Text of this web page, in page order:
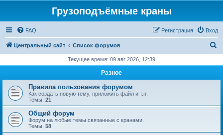
Грузоподъёмные краны
FAQ Вход
Регистрация
Центральный сайт Список форумов
с
Текущее время: 09 авг 2026, 12:39
Разное
Правила пользования форумом
Как создать новую тему, приложить файл и т.п.
Темы: 21
Общий форум
Форум на любые темы связанные с кранами.
Темы: 58